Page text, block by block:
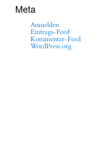
Meta
Anmelden
Eintrags-Feed
Kommentar-Feed
WordPress.org